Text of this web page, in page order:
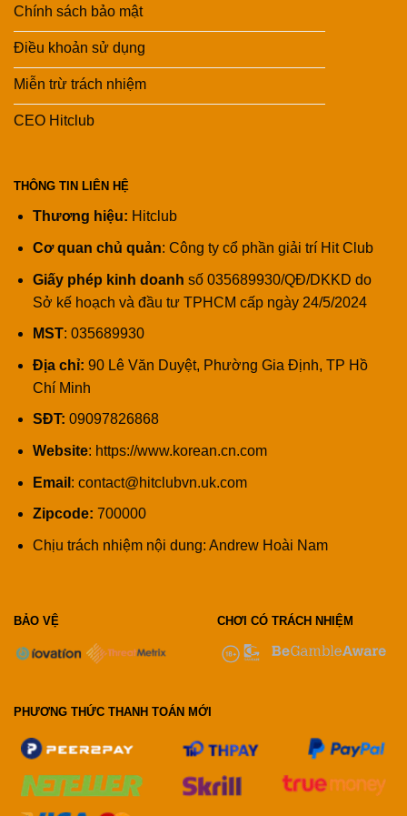
Chính sách bảo mật
Điều khoản sử dụng
Miễn trừ trách nhiệm
CEO Hitclub
THÔNG TIN LIÊN HỆ
Thương hiệu: Hitclub
Cơ quan chủ quản: Công ty cổ phần giải trí Hit Club
Giấy phép kinh doanh số 035689930/QĐ/DKKD do
Sở kế hoạch và đầu tư TPHCM cấp ngày 24/5/2024
MST: 035689930
Địa chỉ: 90 Lê Văn Duyệt, Phường Gia Định, TP Hồ
Chí Minh
SĐT: 09097826868
Website: https://www.korean.cn.com
Email : contact@hitclubvn.uk.com
Zipcode: 700000
Chịu trách nhiệm nội dung: Andrew Hoài Nam
BẢO VỆ CHƠI CÓ TRÁCH NHIỆM
PHƯƠNG THỨC THANH TOÁN MỚI